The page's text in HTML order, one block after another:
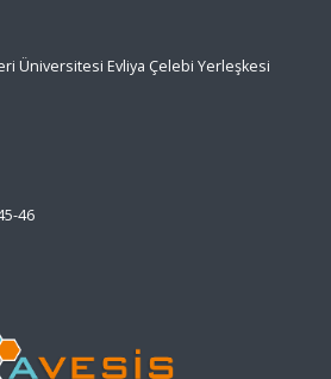
Üniversitesi Evliya Çelebi Yerleşkesi
46